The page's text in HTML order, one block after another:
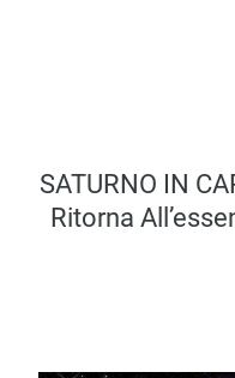
SATURNO IN
Ritorna